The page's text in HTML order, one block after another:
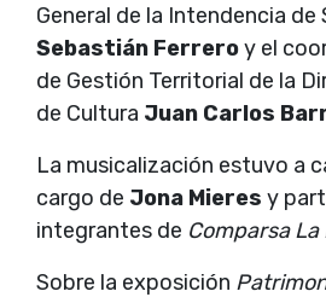
General de la Intendencia de
Sebastián Ferreroy el
de Gestión Territorial de la
de Cultura Juan Carlos
La musicalización estuvo a
cargo de Jona Mieres y
integrantes de Comparsa
Sobre la exposición